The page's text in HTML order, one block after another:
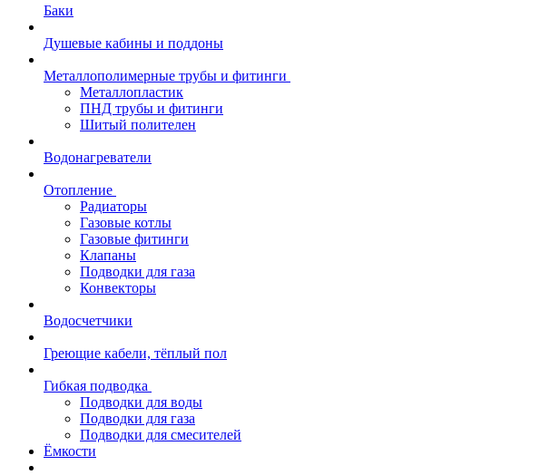
Баки
Душевые кабины и поддоны
Металлополимерные трубы и фитинги
Металлопластик
ПНД трубы и фитинги
Шитый полителен
Водонагреватели
Отопление
Радиаторы
Газовые котлы
Газовые фитинги
Клапаны
Подводки для газа
Конвекторы
Водосчетчики
Греющие кабели, тёплый пол
Гибкая подводка
Подводки для воды
Подводки для газа
Подводки для смесителей
Ёмкости